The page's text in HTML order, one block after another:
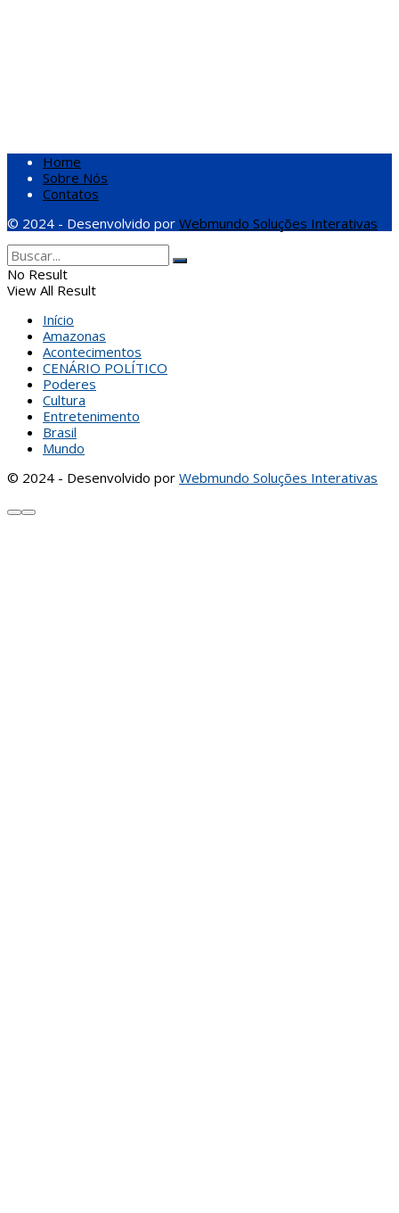
Home
Sobre Nós
Contatos
© 2024 - Desenvolvido por Webmundo Soluções Interativas
No Result
View All Result
Início
Amazonas
Acontecimentos
CENÁRIO POLÍTICO
Poderes
Cultura
Entretenimento
Brasil
Mundo
© 2024 - Desenvolvido por Webmundo Soluções Interativas